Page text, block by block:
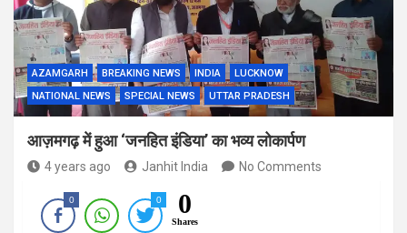
AZAMGARH BREAKING NEWS INDIA
LUCKNOW
NATIONAL NEWS
SPECIAL NEWS UTTAR PRADESH
आज़मगढ़ में हुआ ‘जनहित इंडिया’ का भव्य लोकार्पण
4 years ago Janhit India No Comments
0 0 0
Shares